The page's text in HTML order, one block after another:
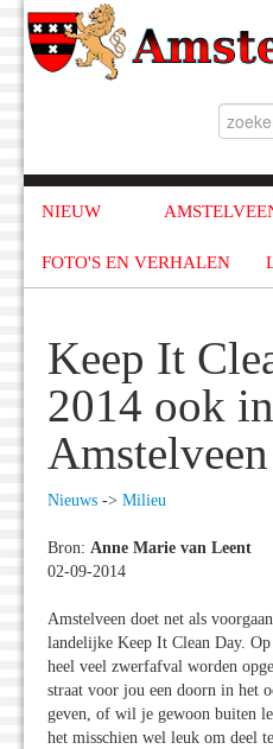
NIEUW
FOTO'S EN VERHALEN
Keep It
2014 ook in
Amstelveen
Nieuws -> Milieu
Bron: Anne Marie van Leent
02-09-2014
Amstelveen doet net als
landelijke Keep It Clean Day.
heel veel zwerfafval worden
straat voor jou een doorn in het
geven, of wil je gewoon buiten
het misschien wel leuk om deel